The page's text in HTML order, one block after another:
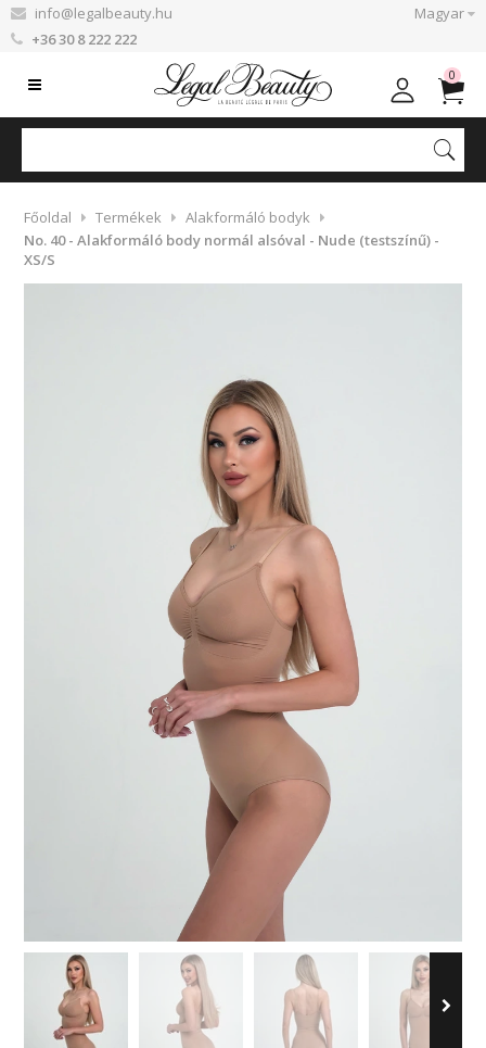
info@legalbeauty.hu
+36 30 8 222 222
Magyar
0
Főoldal Termékek
Alakformáló bodyk
No. 40 - Alakformáló body normál alsóval - Nude (testszínű) -
XS/S